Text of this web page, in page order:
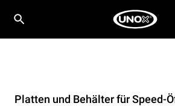
Platten und Behälter für Speed-